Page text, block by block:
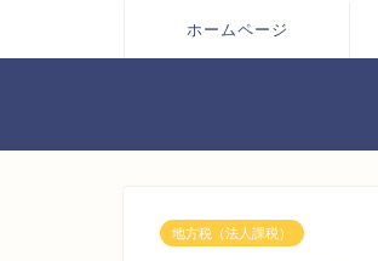
ホームページ
地方税（法人課税）